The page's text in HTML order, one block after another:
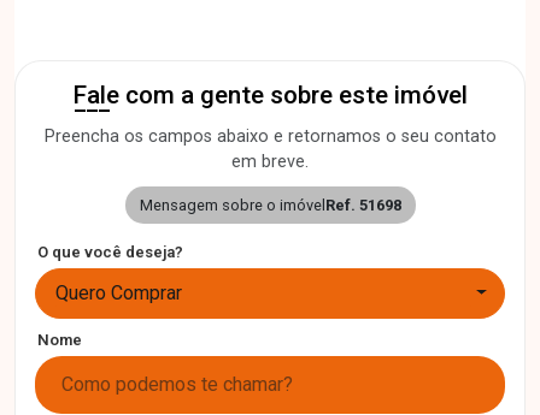
Fale com a gente sobre este imóvel
Preencha os campos abaixo e retornamos o seu contato
em breve.
Mensagem sobre o imóvelRef. 51698
O que você deseja?
Quero Comprar
Nome